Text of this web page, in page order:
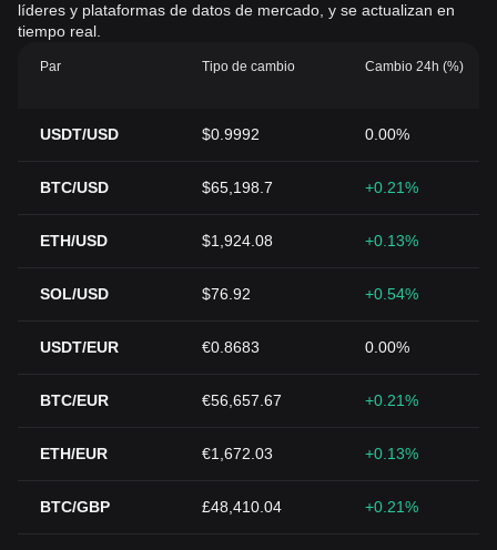
líderes y plataformas de datos de mercado, y se actualizan en
tiempo real.
Par Tipo de cambio Cambio 24h (%)
USDT/USD $0.9992 0.00%
BTC/USD $65,198.7 +0.21%
ETH/USD $1,924.08 +0.13%
SOL/USD $76.92 +0.54%
USDT/EUR €0.8683 0.00%
BTC/EUR €56,657.67 +0.21%
ETH/EUR €1,672.03 +0.13%
BTC/GBP £48,410.04 +0.21%